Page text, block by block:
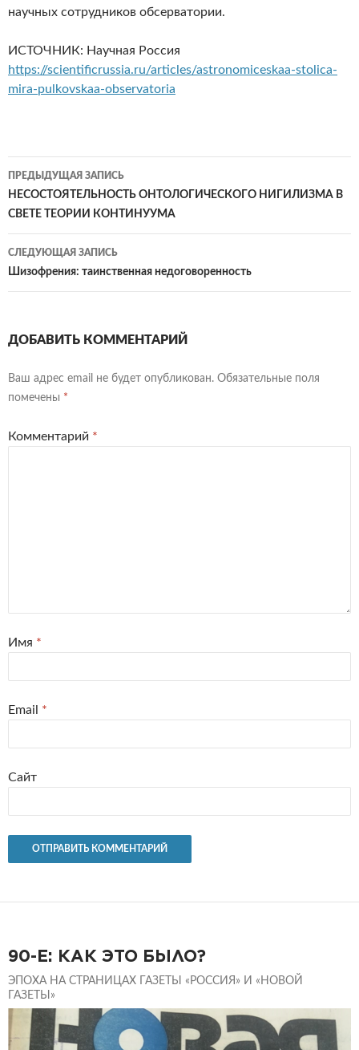
научных сотрудников обсерватории.
ИСТОЧНИК: Научная Россия
https://scientificrussia.ru/articles/astronomiceskaa-stolica-
mira-pulkovskaa-observatoria
Навигация
по
записям
ПРЕДЫДУЩАЯ ЗАПИСЬ
НЕСОСТОЯТЕЛЬНОСТЬ ОНТОЛОГИЧЕСКОГО НИГИЛИЗМА В
СВЕТЕ ТЕОРИИ КОНТИНУУМА
СЛЕДУЮЩАЯ ЗАПИСЬ
Шизофрения: таинственная недоговоренность
ДОБАВИТЬ КОММЕНТАРИЙ
Ваш адрес email не будет опубликован. Обязательные поля
помечены *
Комментарий *
Имя *
Email *
Сайт
90-Е: КАК ЭТО БЫЛО?
ЭПОХА НА СТРАНИЦАХ ГАЗЕТЫ «РОССИЯ» И «НОВОЙ
ГАЗЕТЫ»